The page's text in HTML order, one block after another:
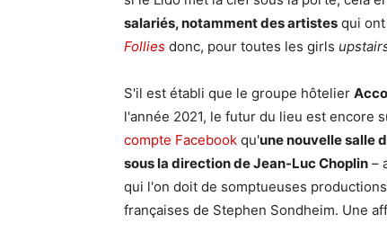
salariés, notamment des artistes qui
Follies donc, pour toutes les girls
S'il est établi que le groupe hôtelier
l'année 2021, le futur du lieu est encore
compte Facebook qu'une nouvelle salle
sous la direction de Jean-Luc Choplin –
qui l'on doit de somptueuses
françaises de Stephen Sondheim. Une